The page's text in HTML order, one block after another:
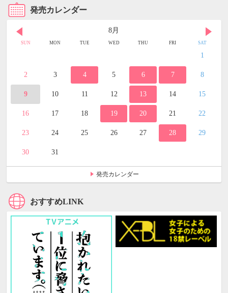
発売カレンダー
8月
SUN MON TUE WED THU FRI SAT
1
2 3 4 5 6 7 8
9 10 11 12 13 14 15
16 17 18 19 20 21 22
23 24 25 26 27 28 29
30 31
発売カレンダー
おすすめLINK